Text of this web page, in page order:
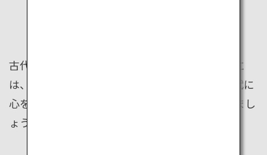
古代の都があった京都、奈良のある関西エリアに
は、歴史的建造物がたくさんあります。古の時代に
心を馳せながら、タイムスリップの旅を楽しみまし
ょう。